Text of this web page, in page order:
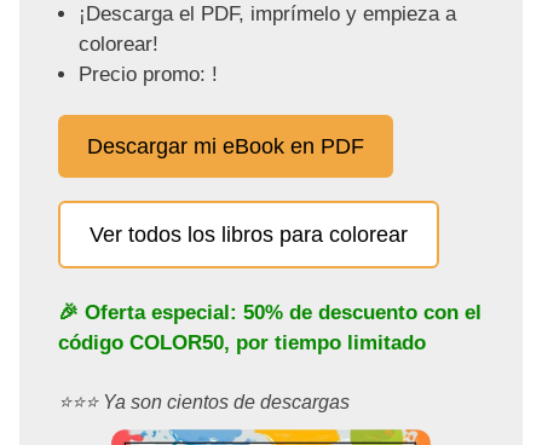
¡Descarga el PDF, imprímelo y empieza a
colorear!
Precio promo: !
Descargar mi eBook en PDF
Ver todos los libros para colorear
🎉 Oferta especial: 50% de descuento con el
código COLOR50, por tiempo limitado
⭐️⭐️⭐️ Ya son cientos de descargas